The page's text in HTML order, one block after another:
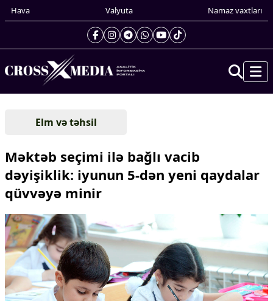
Hava Valyuta Namaz vaxtları
Gündəm
Xarici xəbərlər
Cənubi Qafqaz
Türk Dünyası
Yaxın Şərq
Avropa
Amerika
Asiya
Afrika
Çarpaz baxış
Təhlil
Elm və təhsil
Məktəb seçimi ilə bağlı vacib
dəyişiklik: iyunun 5-dən yeni qaydalar
qüvvəyə minir